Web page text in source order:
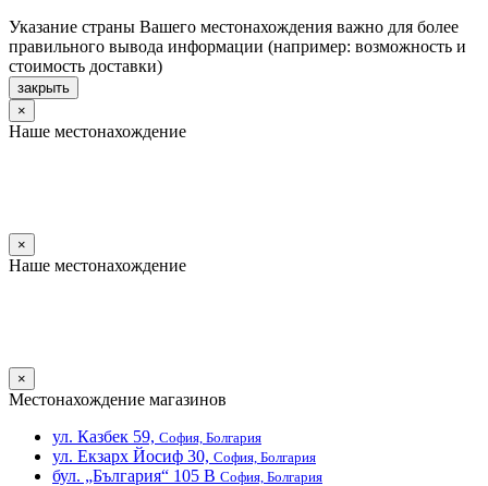
Указание страны Вашего местонахождения важно для более
правильного вывода информации (например: возможность и
стоимость доставки)
закрыть
×
Наше местонахождение
×
Наше местонахождение
×
Местонахождение магазинов
ул. Казбек 59, София, Болгария
ул. Екзарх Йосиф 30, София, Болгария
бул. „България“ 105 В София, Болгария